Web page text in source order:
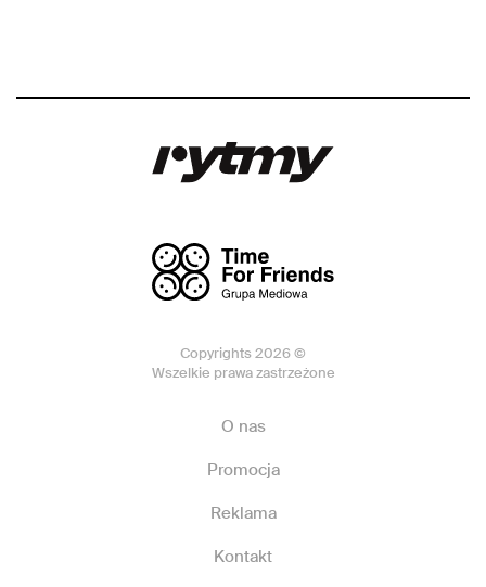
Copyrights 2026 ©
Wszelkie prawa zastrzeżone
O nas
Promocja
Reklama
Kontakt